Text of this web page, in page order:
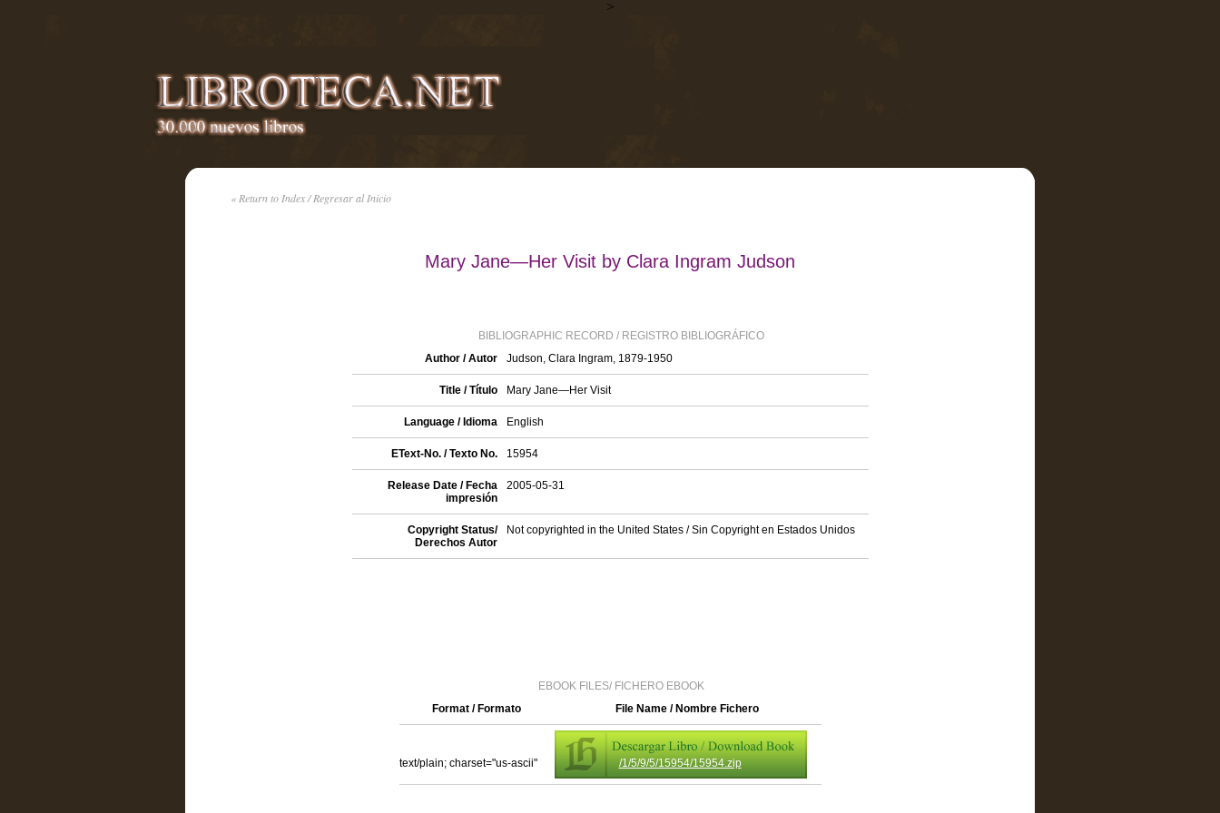
>
« Return to Index / Regresar al Inicio
Mary Jane—Her Visit by Clara Ingram Judson
BIBLIOGRAPHIC RECORD / REGISTRO BIBLIOGRÁFICO
Author / Autor
Judson, Clara Ingram, 1879-1950
Title / Título Mary Jane—Her Visit
Language / Idioma English
EText-No. / Texto No. 15954
Release Date / Fecha
impresión
2005-05-31
Copyright Status/
Derechos Autor
Not copyrighted in the United States / Sin Copyright en Estados Unidos
EBOOK FILES/ FICHERO EBOOK
Format / Formato
File Name / Nombre Fichero
text/plain; charset="us-ascii" /1/5/9/5/15954/15954.zip